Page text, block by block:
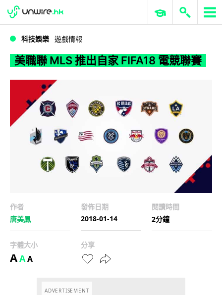
美職聯 MLS 推出自家 FIFA18 電競聯賽
WWDC 2026 ERP 與商業 AI
科技娛樂 遊戲情報
美職聯 MLS 推出自家 FIFA18 電競聯賽
作者
唐美鳳
發佈日期
2018-01-14
閱讀時間
2分鐘
字體大小
AAA
分享
ADVERTISEMENT